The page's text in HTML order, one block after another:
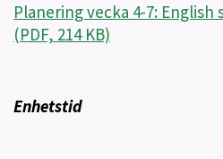
Planering vecka 4-7:
(PDF, 214 KB)
Enhetstid